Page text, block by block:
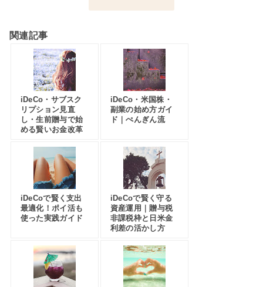
関連記事
iDeCo・サブスク
リプション見直
し・生前贈与で始
める賢いお金改革
iDeCo・米国株・
副業の始め方ガイ
ド｜ぺんぎん流
iDeCoで賢く支出
最適化！ポイ活も
使った実践ガイド
iDeCoで賢く守る
資産運用｜贈与税
非課税枠と日米金
利差の活かし方